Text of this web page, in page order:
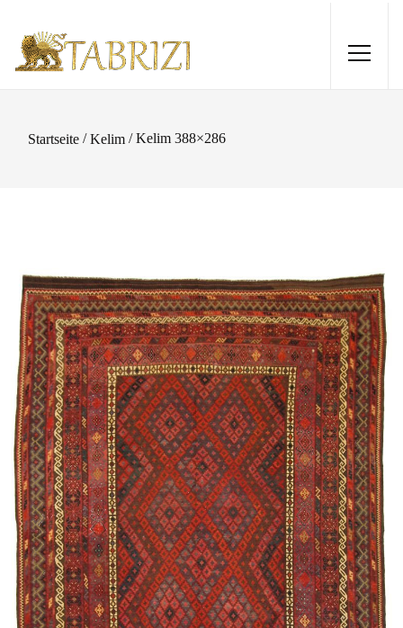
Startseite /Kelim / Kelim 388×286
Sirjan 244x165
2.150,00€ + HINZUFÜGEN